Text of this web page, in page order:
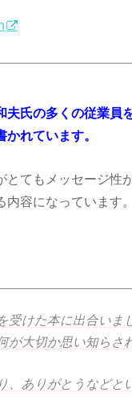
夫氏の多くの従業員
れています。
とてもメッセージ性
内容になっています。
受けた本に出合いま
が大切か思い知らさ
、ありがとうなどと